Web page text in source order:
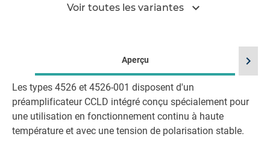
Voir toutes les variantes expand_more
Aperçu
Les types 4526 et 4526-001 disposent d'un
préamplificateur CCLD intégré conçu spécialement pour
une utilisation en fonctionnement continu à haute
température et avec une tension de polarisation stable.
chevron_right